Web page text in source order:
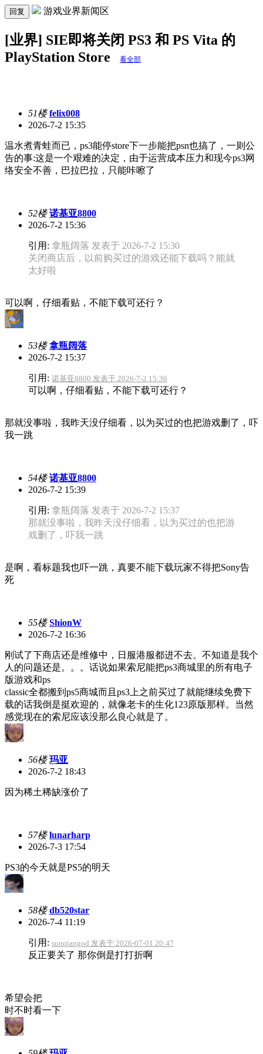
回复 游戏业界新闻区
[业界] SIE即将关闭 PS3 和 PS Vita 的
PlayStation Store
看全部
51楼 felix008
2026-7-2 15:35
温水煮青蛙而已，ps3能停store下一步能把psn也搞了，一则公
告的事:这是一个艰难的决定，由于运营成本压力和现今ps3网
络安全不善，巴拉巴拉，只能咔嚓了
52楼 诺基亚8800
2026-7-2 15:36
引用: 拿瓶阔落 发表于 2026-7-2 15:30
关闭商店后，以前购买过的游戏还能下载吗？能就
太好啦
可以啊，仔细看贴，不能下载可还行？
53楼 拿瓶阔落
2026-7-2 15:37
引用: 诺基亚8800 发表于 2026-7-2 15:36
可以啊，仔细看贴，不能下载可还行？
那就没事啦，我昨天没仔细看，以为买过的也把游戏删了，吓
我一跳
54楼 诺基亚8800
2026-7-2 15:39
引用: 拿瓶阔落 发表于 2026-7-2 15:37
那就没事啦，我昨天没仔细看，以为买过的也把游
戏删了，吓我一跳
是啊，看标题我也吓一跳，真要不能下载玩家不得把Sony告
死
55楼 ShionW
2026-7-2 16:36
刚试了下商店还是维修中，日服港服都进不去。不知道是我个
人的问题还是。。。话说如果索尼能把ps3商城里的所有电子
版游戏和ps
classic全都搬到ps5商城而且ps3上之前买过了就能继续免费下
载的话我倒是挺欢迎的，就像老卡的生化123原版那样。当然
感觉现在的索尼应该没那么良心就是了。
56楼 玛亚
2026-7-2 18:43
因为稀土稀缺涨价了
57楼 lunarharp
2026-7-3 17:54
PS3的今天就是PS5的明天
58楼 db520star
2026-7-4 11:19
引用: sunqiangod 发表于 2026-07-01 20:47
反正要关了 那你倒是打打折啊
希望会把
时不时看一下